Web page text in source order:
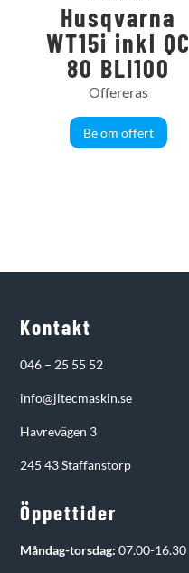
Husqvarna
WT15i inkl QC
80 BLI100
Offereras
Be om offert
Kontakt
046 – 25 55 52
info@jitecmaskin.se
Havrevägen 3
245 43 Staffanstorp
Öppettider
Måndag-torsdag: 07.00-16.30